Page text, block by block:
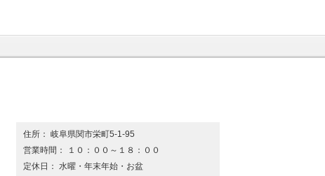
住所： 岐阜県関市栄町5-1-95
営業時間： １０：００～１８：００
定休日： 水曜・年末年始・お盆